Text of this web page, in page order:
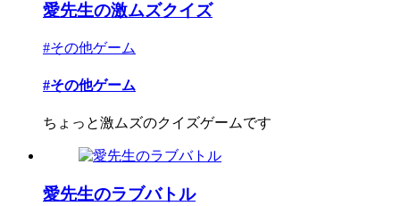
愛先生の激ムズクイズ
#その他ゲーム
#その他ゲーム
ちょっと激ムズのクイズゲームです
愛先生のラブバトル